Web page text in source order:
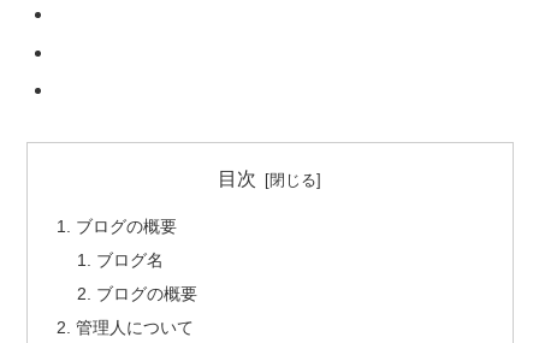
目次
ブログの概要
ブログ名
ブログの概要
管理人について